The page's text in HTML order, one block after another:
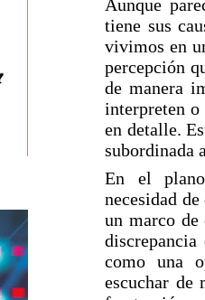
Aunque
tiene sus
vivimos en
percepción
de manera
interpreten o
en detalle.
subordinada
En el
necesidad
un marco de
como una
escuchar de